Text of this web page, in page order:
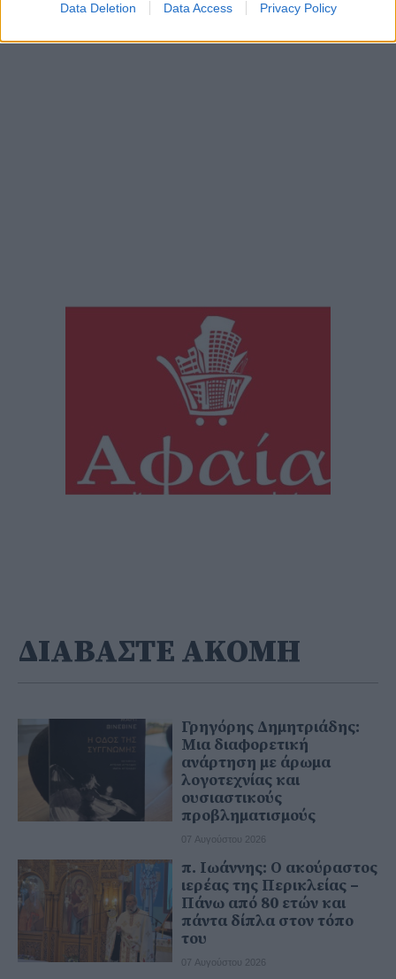
Data Deletion Data Access Privacy Policy
ΔΙΑΒΑΣΤΕ ΑΚΟΜΗ
Γρηγόρης Δημητριάδης:
Μια διαφορετική
ανάρτηση με άρωμα
λογοτεχνίας και
ουσιαστικούς
προβληματισμούς
07 Αυγούστου 2026
π. Ιωάννης: Ο ακούραστος
ιερέας της Περικλείας –
Πάνω από 80 ετών και
πάντα δίπλα στον τόπο
του
07 Αυγούστου 2026